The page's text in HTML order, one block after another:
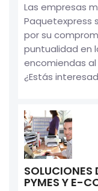
Las empresas
Paquetexpress
por su
puntualidad en
encomiendas
¿Estás
SOLUCIONES
PYMES Y E-